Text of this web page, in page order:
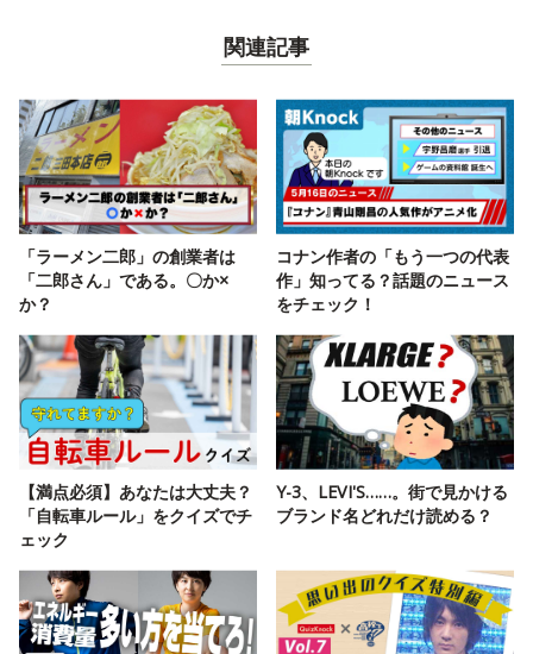
関連記事
「ラーメン二郎」の創業者は
「二郎さん」である。〇か×
か？
コナン作者の「もう一つの代表
作」知ってる？話題のニュース
をチェック！
【満点必須】あなたは大丈夫？
「自転車ルール」をクイズでチ
ェック
Y-3、LEVI'S……。街で見かける
ブランド名どれだけ読める？